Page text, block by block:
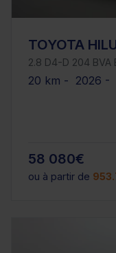
TOYOTA
2.8 D4-D 204 BVA
20 km - 2026 -
58 080€
ou à partir de